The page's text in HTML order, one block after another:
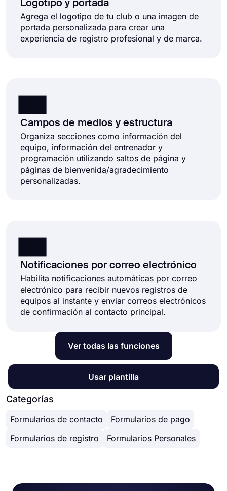
Logotipo y portada
Agrega el logotipo de tu club o una imagen de
portada personalizada para crear una
experiencia de registro profesional y de marca.
Campos de medios y estructura
Organiza secciones como información del
equipo, información del entrenador y
programación utilizando saltos de página y
páginas de bienvenida/agradecimiento
personalizadas.
Notificaciones por correo electrónico
Habilita notificaciones automáticas por correo
electrónico para recibir nuevos registros de
equipos al instante y enviar correos electrónicos
de confirmación al contacto principal.
Ver todas las funciones
Usar plantilla
Categorías
Formularios de contacto
Formularios de pago
Formularios de registro
Formularios Personales